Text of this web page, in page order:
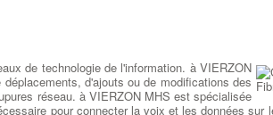
s'ouvre
vente à
par
et
de
de technologie de l'information. à VIERZON
d'ajouts ou de modifications des
réseau. à VIERZON MHS est spécialisée
pour connecter la voix et les données sur